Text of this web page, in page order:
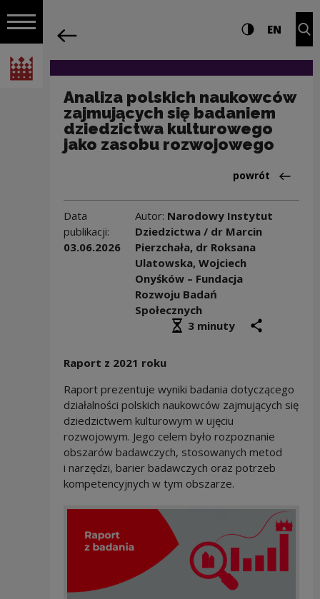
Włącz nawigację
Narodowe Centrum Kultury
Nawigacja Ustawienia i Wysoki
EN
Analiza polskich naukowców
zajmujących się badaniem
dziedzictwa kulturowego
jako zasobu rozwojowego
Powrót do:Baza
powrót
Data
publikacji:
03.06.2026
Autor: Narodowy Instytut
Dziedzictwa / dr Marcin
Pierzchała, dr Roksana
Ulatowska, Wojciech
Onyśków – Fundacja
Rozwoju Badań
Społecznych
Średni czas czytania
3 minuty
Raport z 2021 roku
Raport prezentuje wyniki badania dotyczącego
działalności polskich naukowców zajmujących się
dziedzictwem kulturowym w ujęciu
rozwojowym. Jego celem było rozpoznanie
obszarów badawczych, stosowanych metod
i narzędzi, barier badawczych oraz potrzeb
kompetencyjnych w tym obszarze.